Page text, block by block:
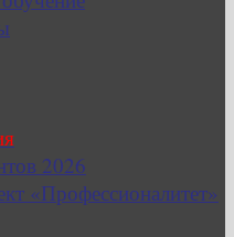
2026
«Профессионалитет»